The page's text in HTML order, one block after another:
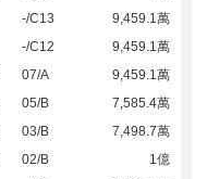
-/C13
9,459.1萬
-/C12
9,459.1萬
07/A
9,459.1萬
05/B
7,585.4萬
03/B
7,498.7萬
02/B
1億